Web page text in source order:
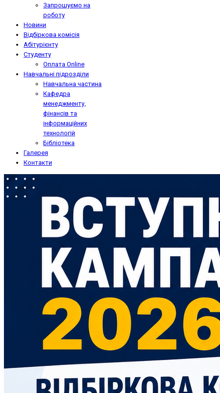
Запрошуємо на
роботу
Новини
Відбіркова комісія
Абітурієнту
Студенту
Оплата Online
Навчальні підрозділи
Навчальна частина
Кафедра
менеджменту,
фінансів та
інформаційних
технологій
Бібліотека
Галерея
Контакти